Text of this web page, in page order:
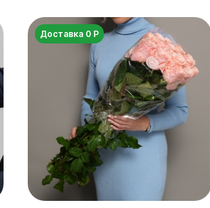
Доставка 0 Р